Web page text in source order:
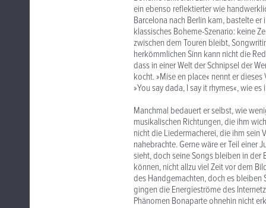
ein ebenso reflektierter wie
Barcelona nach Berlin kam, bastelte
klassisches Boheme-Szenario: keine
zwischen dem Touren bleibt,
herkömmlichen Sinn kann nicht die
dass in einer Welt der Schnipsel der
kocht. »Mise en place« nennt er
»You say dada, I say it rhymes«, wie
Manchmal bedauert er selbst, wie
musikalischen Richtungen, die ihm
nicht die Liedermacherei, die ihm sein
nahebrachte. Gerne wäre er Teil einer
sieht, doch seine Songs bleiben in der
können, nicht allzu viel Zeit vor dem
des Handgemachten, doch es bleiben
gingen die Energieströme des
Phänomen Bonaparte ohnehin nicht